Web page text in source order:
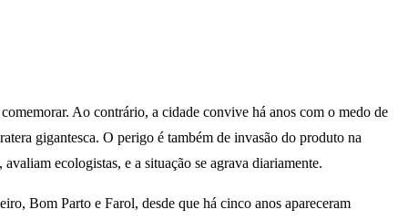
Ao contrário, a cidade convive há anos com o medo de
gigantesca. O perigo é também de invasão do produto na
ecologistas, e a situação se agrava diariamente.
Bom Parto e Farol, desde que há cinco anos apareceram